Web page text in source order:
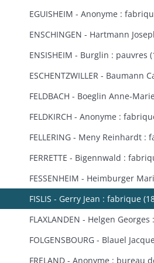
ENSCHINGEN - Hartmann
FELLERING - Meny Reinhardt :